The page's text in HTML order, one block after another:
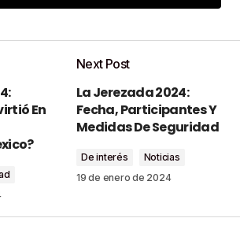
Add a comment
campos obligatorios están
*
En
Next Post
La Jerezada 2024:
Fecha, Participantes Y
Medidas De Seguridad
De interés
Noticias
19 de enero de 2024